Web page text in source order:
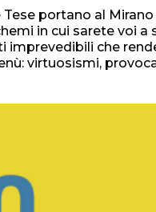
Tese portano al
in cui sarete voi a
che
virtuosismi,